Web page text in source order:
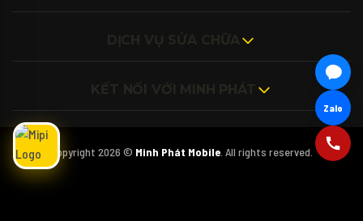
Zalo
Copyright 2026 © Minh Phát Mobile . All rights reserved.